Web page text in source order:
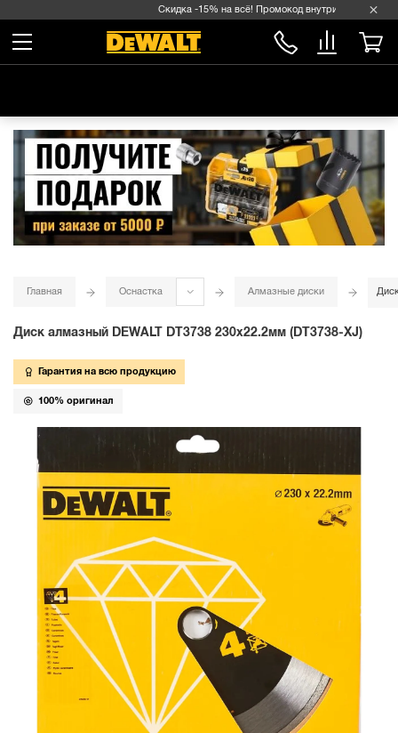
Скидка -15% на всё! Промокод внутри →
Главная Оснастка Алмазные диски
Диск алмазный DEWALT DT3738 230х22.2мм (DT3738-XJ)
Гарантия на всю продукцию
100% оригинал